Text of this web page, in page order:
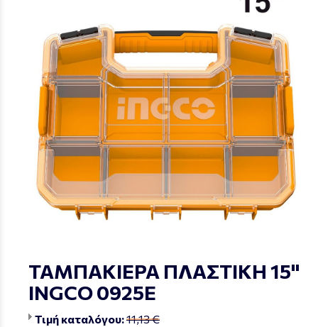
ΤΑΜΠΑΚΙΕΡΑ ΠΛΑΣΤΙΚΗ 15"
INGCO 0925Ε
Τιμή καταλόγου:11,13 €